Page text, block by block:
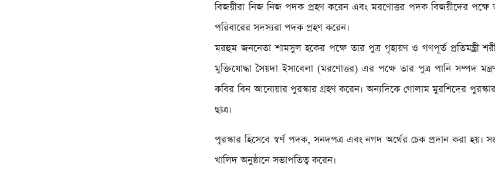
বিজয়ীরা নিজ নিজ পদক প্রহণ করেন এবং মরণোত্তর পদক বিজয়ীদের পক্ষে
পরিবারের সদস্যরা পদক প্রহণ করেন।
মরহুম জননেতা শামসুল হকের পক্ষে তার পুত্র গৃহায়ণ ও গণপূর্ত প্রতিমন্ত্র্রী
মুক্তিযোদ্ধা সৈয়দা ইসাবেলা (মরণোত্তর) এর পক্ষে তার পুত্র পানি সম্পদ
কবির বিন আনোয়ার পুরস্কার গ্রহণ করেন। অন্যদিকে গোলাম মুরশিদের
ছাত্র।
পুরস্কার হিসেবে স্বর্ণ পদক, সনদপত্র এবং নগদ অর্থের চেক প্রদান করা হয়।
খালিদ অনুষ্ঠানে সভাপতিত্ব করেন।